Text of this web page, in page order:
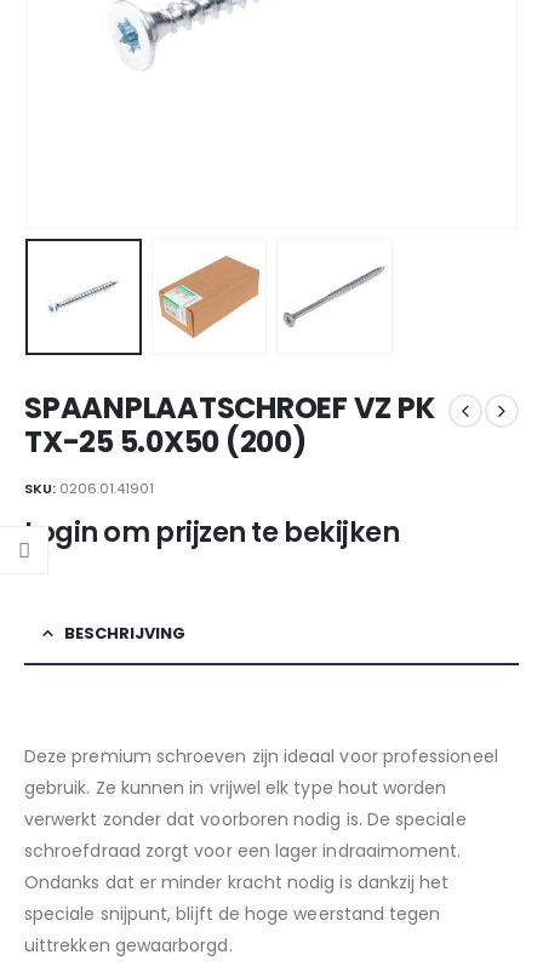
SPAANPLAATSCHROEF VZ PK
TX-25 5.0X50 (200)
SKU: 0206.01.41901
Login om prijzen te bekijken
BESCHRIJVING
Deze premium schroeven zijn ideaal voor professioneel
gebruik. Ze kunnen in vrijwel elk type hout worden
verwerkt zonder dat voorboren nodig is. De speciale
schroefdraad zorgt voor een lager indraaimoment.
Ondanks dat er minder kracht nodig is dankzij het
speciale snijpunt, blijft de hoge weerstand tegen
uittrekken gewaarborgd.